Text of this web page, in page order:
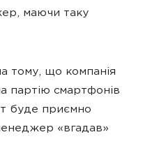
маючи таку
тому, що компанія
партію смартфонів
буде приємно
«вгадав»